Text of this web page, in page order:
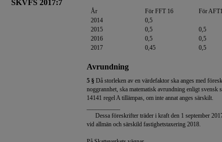
SKVFS 2017:7
År För FFT 16
För
2014
0,5
2015
0,5
0,5
2016
0,5
0,5
2017
0,45 0,5
Avrundning
5 § Då storleken av en värdefaktor ska anges med
noggrannhet, ska matematisk avrundning enligt svensk
14141 regel A tillämpas, om inte annat anges särskilt.
Dessa föreskrifter träder i kraft den 1 september
vid allmän och särskild fastighetstaxering 2018.